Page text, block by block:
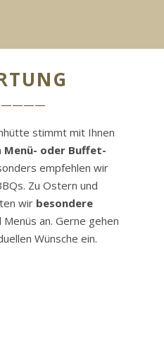
stimmt mit Ihnen
Menü- oder Buffet-
empfehlen wir
Zu Ostern und
wir besondere
Menüs an. Gerne gehen
Wünsche ein.